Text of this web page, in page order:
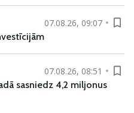
07.08.26, 09:07
07.08.26, 08:51
sasniedz 4,2 miljonus